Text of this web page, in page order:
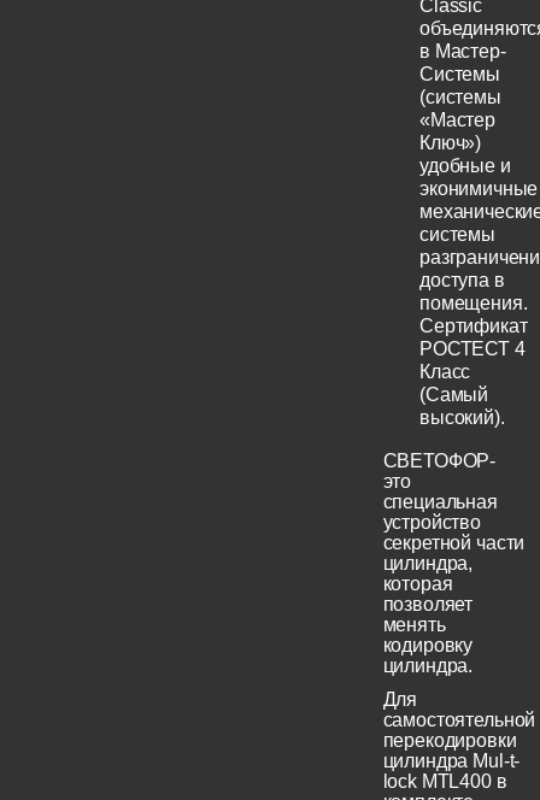
Classic
в Мастер-
Системы
(системы
«Мастер
Ключ»)
удобные и
эконимичные
системы
доступа в
помещения.
Сертификат
РОСТЕСТ 4
Класс
(Самый
высокий).
СВЕТОФОР-
это
специальная
устройство
секретной части
цилиндра,
которая
позволяет
менять
кодировку
цилиндра.
Для
самостоятельной
перекодировки
цилиндра Mul-t-
lock MTL400 в